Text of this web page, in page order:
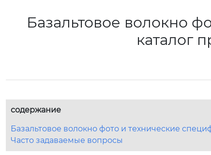
Базальтовое волокно
каталог
содержание
Базальтовое волокно фото и технические
Часто задаваемые вопросы